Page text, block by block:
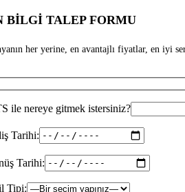
BİLGİ TALEP FORMU
her yerine, en avantajlı fiyatlar, en iyi
ile nereye gitmek istersiniz?
Tarihi:
Tarihi:
Tipi: